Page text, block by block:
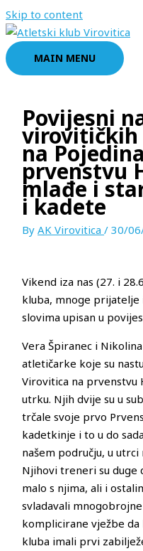
Skip to content
MAIN MENU
Povijesni
virovitičkih
na
prvenstvu
mlađe i
i kadete
ByAK Virovitica/30/
Vikend iza nas (27. i
kluba, mnoge
slovima upisan u
Vera Špiranec i
atletičarke koje su
Virovitica na
utrku. Njih dvije su u
trčale svoje prvo
kadetkinje i to u do
našem području, u
Njihovi treneri su duge
malo s njima, ali i
svladavali
komplicirane vježbe
kluba imali prvi